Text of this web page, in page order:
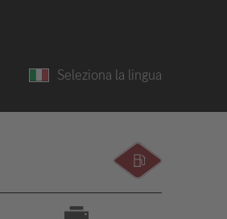
Seleziona la lingua